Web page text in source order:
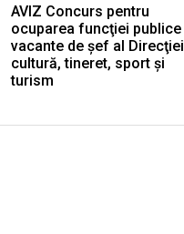
AVIZ Concurs pentru
ocuparea funcţiei publice
vacante de şef al Direcţiei
cultură, tineret, sport şi
turism